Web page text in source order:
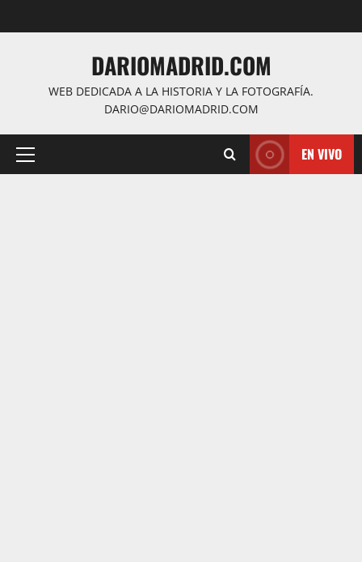
al
DARIOMADRID.COM
WEB DEDICADA A LA HISTORIA Y LA FOTOGRAFÍA.
DARIO@DARIOMADRID.COM
Menú
EN VIVO